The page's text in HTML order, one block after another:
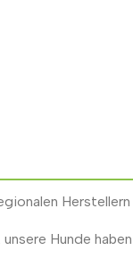
Hunde